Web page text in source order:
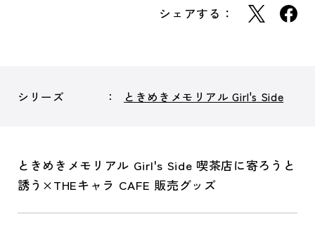
シェアする：
シリーズ ときめきメモリアル Girl's Side
ときめきメモリアル Girl's Side 喫茶店に寄ろうと
誘う×THEキャラ CAFE 販売グッズ